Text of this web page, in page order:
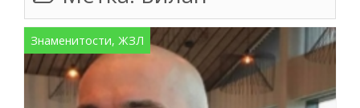
Знаменитости, ЖЗЛ